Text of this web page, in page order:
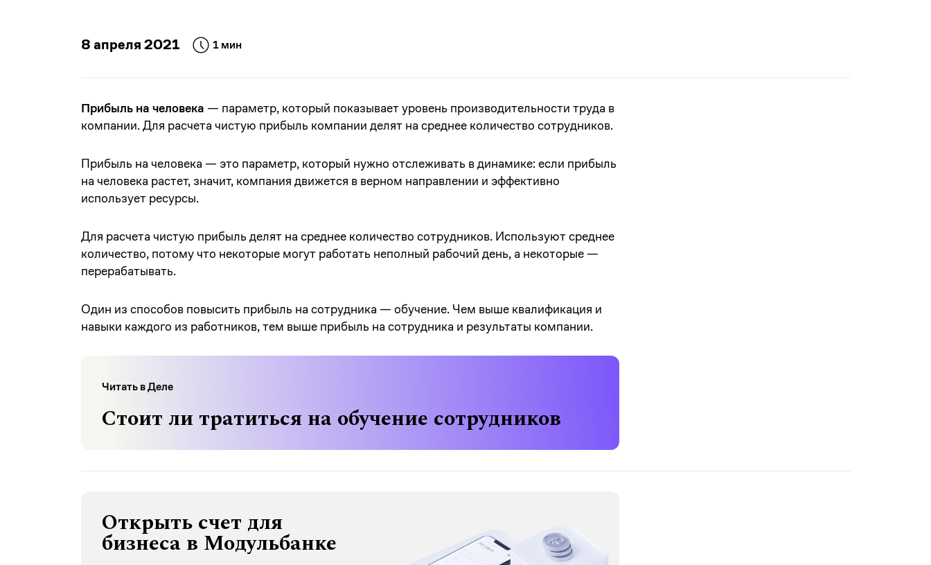
8 апреля 2021 1 мин
Прибыль на человека — параметр, который показывает уровень производительности труда в
компании. Для расчета чистую прибыль компании делят на среднее количество сотрудников.
Прибыль на человека — это параметр, который нужно отслеживать в динамике: если прибыль
на человека растет, значит, компания движется в верном направлении и эффективно
использует ресурсы.
Для расчета чистую прибыль делят на среднее количество сотрудников. Используют среднее
количество, потому что некоторые могут работать неполный рабочий день, а некоторые —
перерабатывать.
Один из способов повысить прибыль на сотрудника — обучение. Чем выше квалификация и
навыки каждого из работников, тем выше прибыль на сотрудника и результаты компании.
Читать в Деле
Стоит ли тратиться на обучение сотрудников
Открыть счет для
бизнеса в Модульбанке